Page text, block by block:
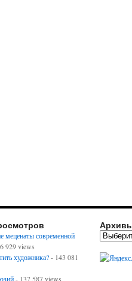
меценаты современной
929 views
художника?- 143 081
- 137 587 views